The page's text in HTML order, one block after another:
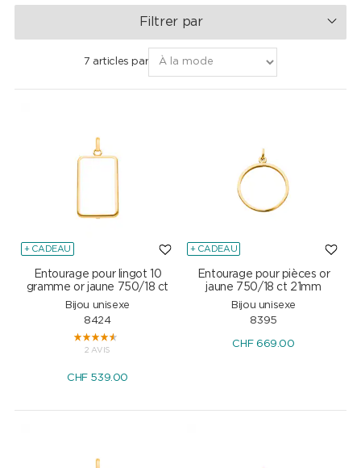
Filtrer par
7 articles par
+ CADEAU
Entourage pour lingot 10
gramme or jaune 750/18 ct
Bijou unisexe
8424
2 AVIS
CHF 539.00
+ CADEAU
Entourage pour pièces or
jaune 750/18 ct 21mm
Bijou unisexe
8395
CHF 669.00